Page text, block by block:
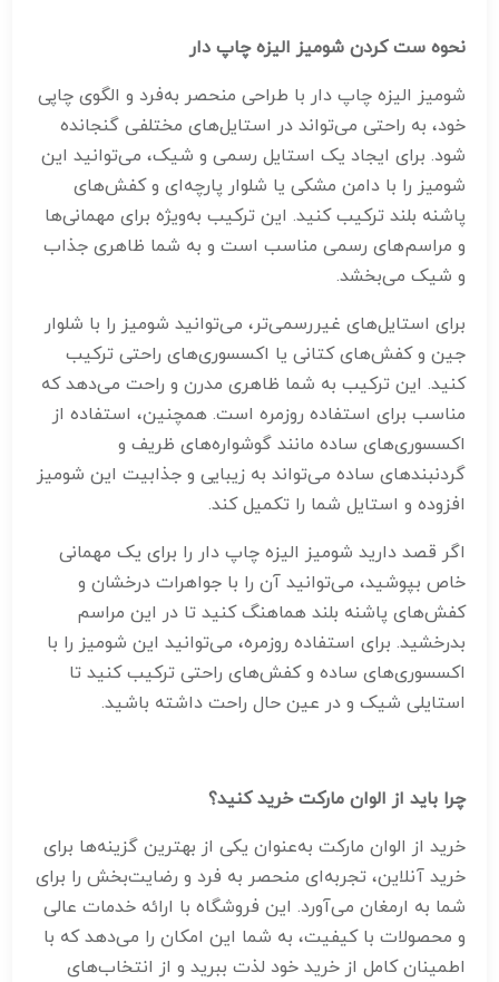
نحوه ست کردن شومیز الیزه چاپ دار
شومیز الیزه چاپ دار با طراحی منحصر به‌فرد و الگوی چاپی
خود، به راحتی می‌تواند در استایل‌های مختلفی گنجانده
شود. برای ایجاد یک استایل رسمی و شیک، می‌توانید این
شومیز را با دامن مشکی یا شلوار پارچه‌ای و کفش‌های
پاشنه بلند ترکیب کنید. این ترکیب به‌ویژه برای مهمانی‌ها
و مراسم‌های رسمی مناسب است و به شما ظاهری جذاب
و شیک می‌بخشد.
برای استایل‌های غیررسمی‌تر، می‌توانید شومیز را با شلوار
جین و کفش‌های کتانی یا اکسسوری‌های راحتی ترکیب
کنید. این ترکیب به شما ظاهری مدرن و راحت می‌دهد که
مناسب برای استفاده روزمره است. همچنین، استفاده از
اکسسوری‌های ساده مانند گوشواره‌های ظریف و
گردنبند‌های ساده می‌تواند به زیبایی و جذابیت این شومیز
افزوده و استایل شما را تکمیل کند.
اگر قصد دارید شومیز الیزه چاپ دار را برای یک مهمانی
خاص بپوشید، می‌توانید آن را با جواهرات درخشان و
کفش‌های پاشنه بلند هماهنگ کنید تا در این مراسم
بدرخشید. برای استفاده روزمره، می‌توانید این شومیز را با
اکسسوری‌های ساده و کفش‌های راحتی ترکیب کنید تا
استایلی شیک و در عین حال راحت داشته باشید.
چرا باید از الوان مارکت خرید کنید؟
خرید از الوان مارکت به‌عنوان یکی از بهترین گزینه‌ها برای
خرید آنلاین، تجربه‌ای منحصر به فرد و رضایت‌بخش را برای
شما به ارمغان می‌آورد. این فروشگاه با ارائه خدمات عالی
و محصولات با کیفیت، به شما این امکان را می‌دهد که با
اطمینان کامل از خرید خود لذت ببرید و از انتخاب‌های